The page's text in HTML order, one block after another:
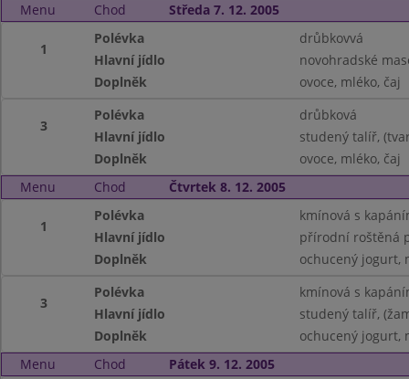
Menu
Chod Středa 7. 12. 2005
1
Polévka
drůbkovvá
Hlavní jídlo
novohradské
Doplněk
ovoce, mléko, čaj
3
Polévka
drůbková
Hlavní jídlo
studený talíř,
Doplněk
ovoce, mléko, čaj
Menu
Chod Čtvrtek 8. 12. 2005
1
Polévka
kmínová s
Hlavní jídlo
přírodní roštěná
Doplněk
ochucený jogurt,
3
Polévka
kmínová s
Hlavní jídlo
studený talíř,
Doplněk
ochucený jogurt,
Menu
Chod Pátek 9. 12. 2005